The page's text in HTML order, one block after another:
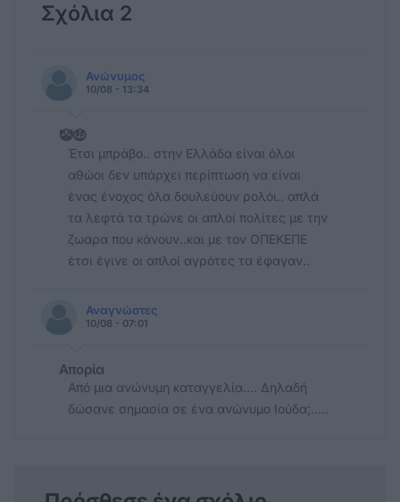
Σχόλια 2
Ανώνυμος
10/08 - 13:34
🤡🤑
Έτσι μπράβο.. στην Ελλάδα είναι όλοι
αθώοι δεν υπάρχει περίπτωση να είναι
ένας ένοχος όλα δουλεύουν ρολόι.. απλά
τα λεφτά τα τρώνε οι απλοί πολίτες με την
ζωαρα που κάνουν..και με τον ΟΠΕΚΕΠΕ
έτσι έγινε οι απλοί αγρότες τα έφαγαν..
Αναγνώστες
10/08 - 07:01
Απορία
Από μια ανώνυμη καταγγελία.... Δηλαδή
δώσανε σημασία σε ένα ανώνυμο Ιούδα;.....